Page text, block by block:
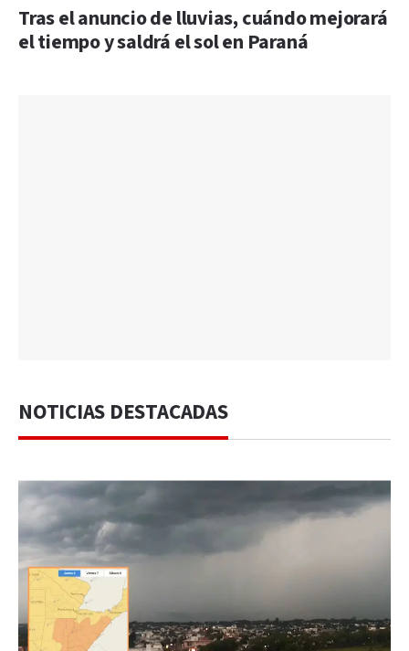
Tras el anuncio de lluvias, cuándo mejorará
el tiempo y saldrá el sol en Paraná
NOTICIAS DESTACADAS